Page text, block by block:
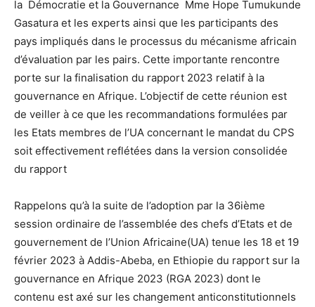
la Démocratie et la Gouvernance Mme Hope Tumukunde
Gasatura et les experts ainsi que les participants des
pays impliqués dans le processus du mécanisme africain
d’évaluation par les pairs. Cette importante rencontre
porte sur la finalisation du rapport 2023 relatif à la
gouvernance en Afrique. L’objectif de cette réunion est
de veiller à ce que les recommandations formulées par
les Etats membres de l’UA concernant le mandat du CPS
soit effectivement reflétées dans la version consolidée
du rapport
Rappelons qu’à la suite de l’adoption par la 36ième
session ordinaire de l’assemblée des chefs d’Etats et de
gouvernement de l’Union Africaine(UA) tenue les 18 et 19
février 2023 à Addis-Abeba, en Ethiopie du rapport sur la
gouvernance en Afrique 2023 (RGA 2023) dont le
contenu est axé sur les changement anticonstitutionnels